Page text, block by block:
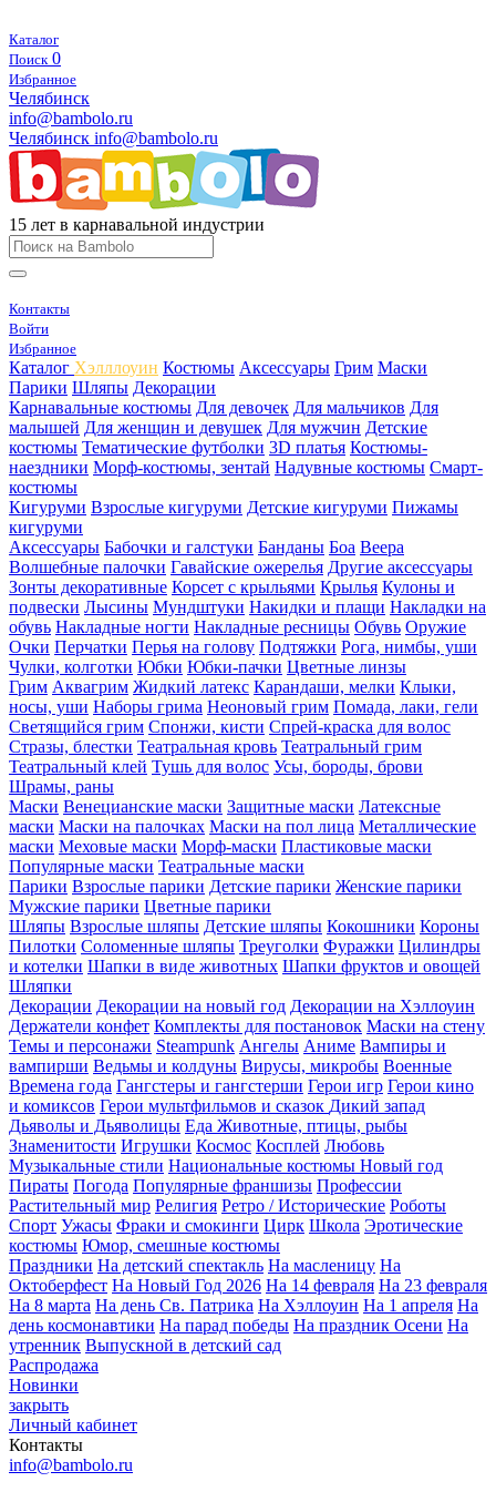
Каталог
Поиск 0
Избранное
Челябинск
info@bambolo.ru
Челябинск info@bambolo.ru
15 лет в карнавальной индустрии
Контакты
Войти
Избранное
Каталог Хэлллоуин Костюмы Аксессуары Грим Маски
Парики Шляпы Декорации
Карнавальные костюмы Для девочек Для мальчиков Для
малышей Для женщин и девушек Для мужчин Детские
костюмы Тематические футболки 3D платья Костюмы-
наездники Морф-костюмы, зентай Надувные костюмы Смарт-
костюмы
Кигуруми Взрослые кигуруми Детские кигуруми Пижамы
кигуруми
Аксессуары Бабочки и галстуки Банданы Боа Веера
Волшебные палочки Гавайские ожерелья Другие аксессуары
Зонты декоративные Корсет с крыльями Крылья Кулоны и
подвески Лысины Мундштуки Накидки и плащи Накладки на
обувь Накладные ногти Накладные ресницы Обувь Оружие
Очки Перчатки Перья на голову Подтяжки Рога, нимбы, уши
Чулки, колготки Юбки Юбки-пачки Цветные линзы
Грим Аквагрим Жидкий латекс Карандаши, мелки Клыки,
носы, уши Наборы грима Неоновый грим Помада, лаки, гели
Светящийся грим Спонжи, кисти Спрей-краска для волос
Стразы, блестки Театральная кровь Театральный грим
Театральный клей Тушь для волос Усы, бороды, брови
Шрамы, раны
Маски Венецианские маски Защитные маски Латексные
маски Маски на палочках Маски на пол лица Металлические
маски Меховые маски Морф-маски Пластиковые маски
Популярные маски Театральные маски
Парики Взрослые парики Детские парики Женские парики
Мужские парики Цветные парики
Шляпы Взрослые шляпы Детские шляпы Кокошники Короны
Пилотки Соломенные шляпы Треуголки Фуражки Цилиндры
и котелки Шапки в виде животных Шапки фруктов и овощей
Шляпки
Декорации Декорации на новый год Декорации на Хэллоуин
Держатели конфет Комплекты для постановок Маски на стену
Темы и персонажи Steampunk Ангелы Аниме Вампиры и
вампирши Ведьмы и колдуны Вирусы, микробы Военные
Времена года Гангстеры и гангстерши Герои игр Герои кино
и комиксов Герои мультфильмов и сказок Дикий запад
Дьяволы и Дьяволицы Еда Животные, птицы, рыбы
Знаменитости Игрушки Космос Косплей Любовь
Музыкальные стили Национальные костюмы Новый год
Пираты Погода Популярные франшизы Профессии
Растительный мир Религия Ретро / Исторические Роботы
Спорт Ужасы Фраки и смокинги Цирк Школа Эротические
костюмы Юмор, смешные костюмы
Праздники На детский спектакль На масленицу На
Октоберфест На Новый Год 2026 На 14 февраля На 23 февраля
На 8 марта На день Св. Патрика На Хэллоуин На 1 апреля На
день космонавтики На парад победы На праздник Осени На
утренник Выпускной в детский сад
Распродажа
Новинки
закрыть
Личный кабинет
Контакты
info@bambolo.ru